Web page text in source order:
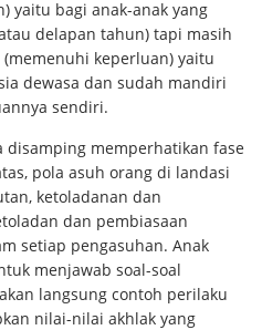
yaitu bagi anak-anak yang
delapan tahun) tapi masih
keperluan) yaitu
dewasa dan sudah mandiri
sendiri.
disamping memperhatikan fase
pola asuh orang di landasi
ketoladanan dan
dan pembiasaan
setiap pengasuhan. Anak
menjawab soal-soal
langsung contoh perilaku
nilai-nilai akhlak yang